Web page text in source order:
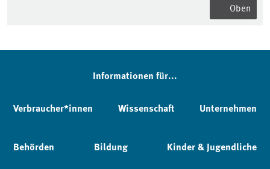
Oben
Informationen für...
Verbraucher*innen Wissenschaft Unternehmen
Behörden Bildung Kinder & Jugendliche